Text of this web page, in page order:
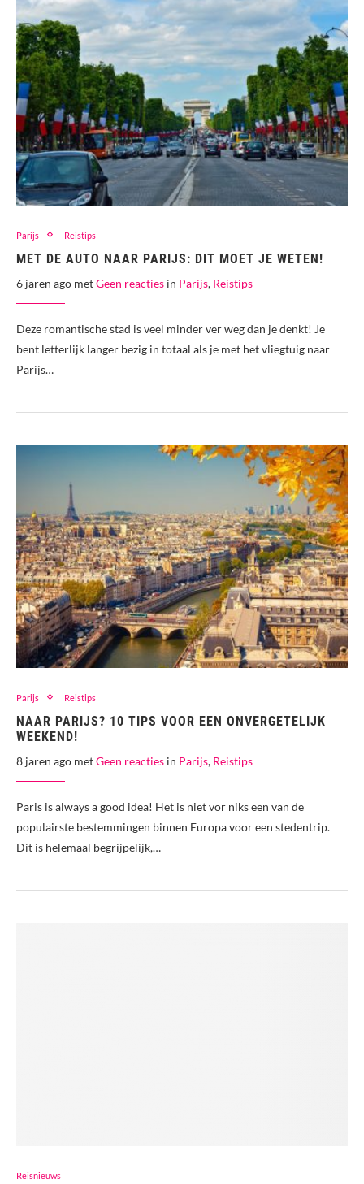
Parijs Reistips
MET DE AUTO NAAR PARIJS: DIT MOET JE WETEN!
6 jaren ago metGeen reacties in Parijs, Reistips
Deze romantische stad is veel minder ver weg dan je denkt! Je
bent letterlijk langer bezig in totaal als je met het vliegtuig naar
Parijs…
Parijs Reistips
NAAR PARIJS? 10 TIPS VOOR EEN ONVERGETELIJK
WEEKEND!
8 jaren ago metGeen reacties in Parijs, Reistips
Paris is always a good idea! Het is niet vor niks een van de
populairste bestemmingen binnen Europa voor een stedentrip.
Dit is helemaal begrijpelijk,…
Reisnieuws